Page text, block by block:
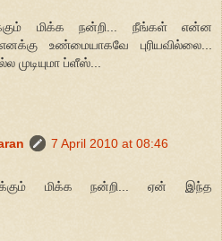
மிக்க நன்றி... நீங்கள் என்ன
உண்மையாகவே புரியவில்லை...
ப்ளீஸ்...
7 April 2010 at 08:46
மிக்க நன்றி... ஏன் இந்த